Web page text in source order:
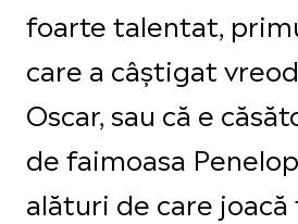
foarte talentat,
care a câștigat
Oscar, sau că e
de faimoasa
alături de care